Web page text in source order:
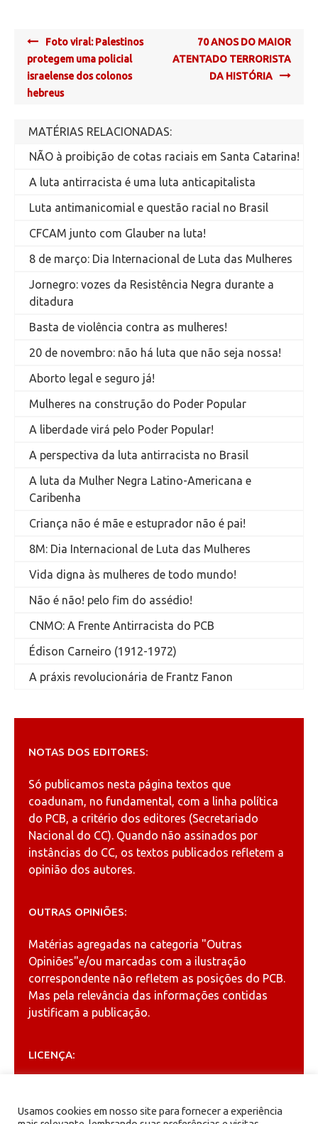
Post
navigation
Foto viral: Palestinos
protegem uma policial
israelense dos colonos
hebreus
70 ANOS DO MAIOR
ATENTADO TERRORISTA
DA HISTÓRIA
MATÉRIAS RELACIONADAS:
NÃO à proibição de cotas raciais em Santa Catarina!
A luta antirracista é uma luta anticapitalista
Luta antimanicomial e questão racial no Brasil
CFCAM junto com Glauber na luta!
8 de março: Dia Internacional de Luta das Mulheres
Jornegro: vozes da Resistência Negra durante a
ditadura
Basta de violência contra as mulheres!
20 de novembro: não há luta que não seja nossa!
Aborto legal e seguro já!
Mulheres na construção do Poder Popular
A liberdade virá pelo Poder Popular!
A perspectiva da luta antirracista no Brasil
A luta da Mulher Negra Latino-Americana e
Caribenha
Criança não é mãe e estuprador não é pai!
8M: Dia Internacional de Luta das Mulheres
Vida digna às mulheres de todo mundo!
Não é não! pelo fim do assédio!
CNMO: A Frente Antirracista do PCB
Édison Carneiro (1912-1972)
A práxis revolucionária de Frantz Fanon
NOTAS DOS EDITORES:
Só publicamos nesta página textos que
coadunam, no fundamental, com a linha política
do PCB, a critério dos editores (Secretariado
Nacional do CC). Quando não assinados por
instâncias do CC, os textos publicados refletem a
opinião dos autores.
OUTRAS OPINIÕES:
Matérias agregadas na categoria "Outras
Opiniões"e/ou marcadas com a ilustração
correspondente não refletem as posições do PCB.
Mas pela relevância das informações contidas
justificam a publicação.
LICENÇA:
Creative Commons
Usamos cookies em nosso site para fornecer a experiência